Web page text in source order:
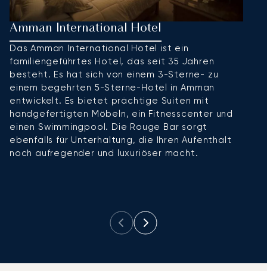
Amman International Hotel
Das Amman International Hotel ist ein
familiengeführtes Hotel, das seit 35 Jahren
besteht. Es hat sich von einem 3-Sterne- zu
einem begehrten 5-Sterne-Hotel in Amman
entwickelt. Es bietet prächtige Suiten mit
handgefertigten Möbeln, ein Fitnesscenter und
einen Swimmingpool. Die Rouge Bar sorgt
ebenfalls für Unterhaltung, die Ihren Aufenthalt
noch aufregender und luxuriöser macht.